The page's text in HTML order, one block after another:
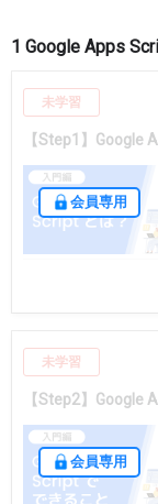
1 Google Apps
会員専用
未学習
【Step1】Google
会員専用
未学習
【Step2】Google